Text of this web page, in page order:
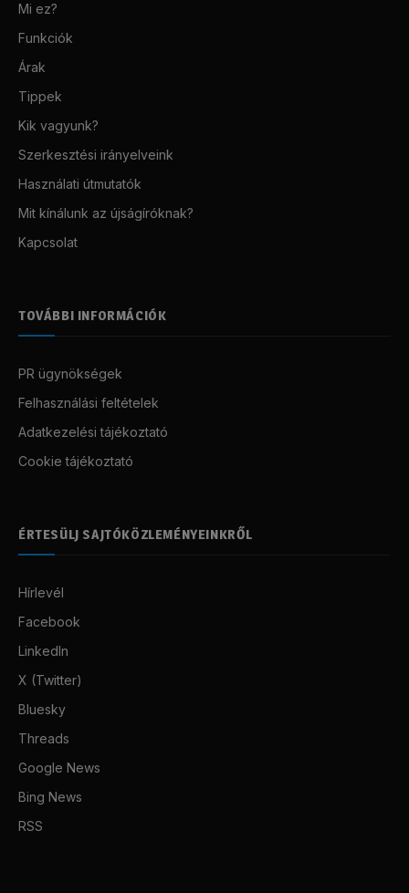
Mi ez?
Funkciók
Árak
Tippek
Kik vagyunk?
Szerkesztési irányelveink
Használati útmutatók
Mit kínálunk az újságíróknak?
Kapcsolat
TOVÁBBI INFORMÁCIÓK
PR ügynökségek
Felhasználási feltételek
Adatkezelési tájékoztató
Cookie tájékoztató
ÉRTESÜLJ SAJTÓKÖZLEMÉNYEINKRŐL
Hírlevél
Facebook
LinkedIn
X (Twitter)
Bluesky
Threads
Google News
Bing News
RSS